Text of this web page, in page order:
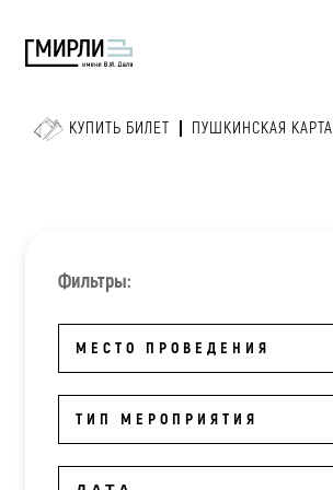
КУПИТЬ БИЛЕТ ПУШКИНСКАЯ КАРТА
Фильтры:
МЕСТО ПРОВЕДЕНИЯ
ТИП МЕРОПРИЯТИЯ